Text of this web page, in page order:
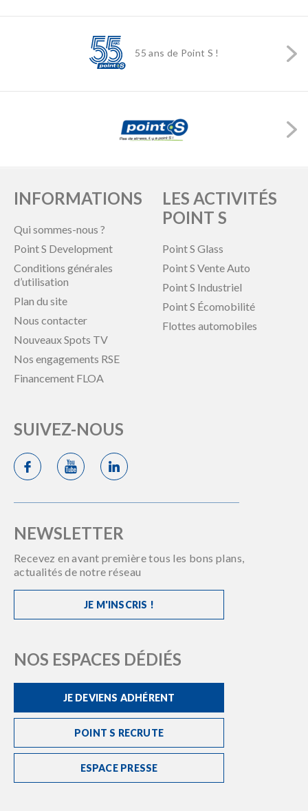
55 ans de Point S !
INFORMATIONS
Qui sommes-nous ?
Point S Development
Conditions générales
d’utilisation
Plan du site
Nous contacter
Nouveaux Spots TV
Nos engagements RSE
Financement FLOA
LES ACTIVITÉS
POINT S
Point S Glass
Point S Vente Auto
Point S Industriel
Point S Écomobilité
Flottes automobiles
SUIVEZ-NOUS
NEWSLETTER
Recevez en avant première tous les bons plans,
actualités de notre réseau
JE M'INSCRIS !
NOS ESPACES DÉDIÉS
JE DEVIENS ADHÉRENT
POINT S RECRUTE
ESPACE PRESSE